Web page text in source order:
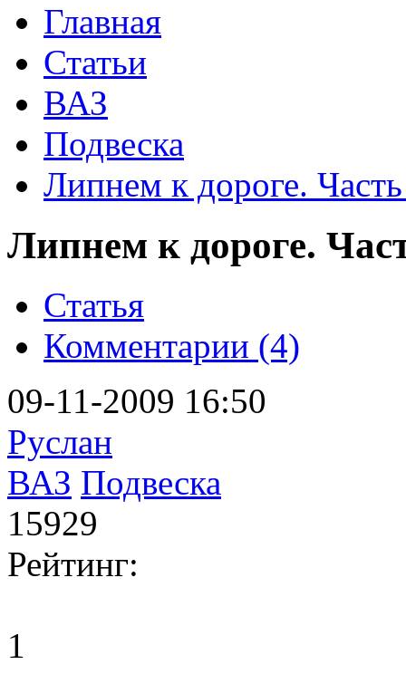
Главная
Статьи
ВАЗ
Подвеска
Липнем к дороге.
Липнем к дороге.
Статья
Комментарии (4)
09-11-2009 16:50
Руслан
ВАЗ Подвеска
15929
Рейтинг:
1